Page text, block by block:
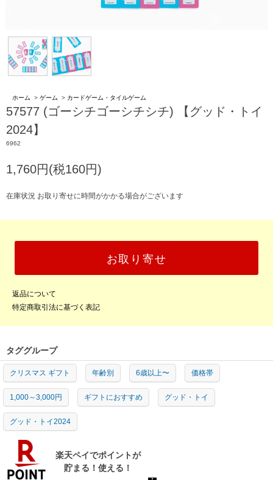
ホーム > ゲーム > カードゲーム・タイルゲーム
57577 (ゴーシチゴーシチシチ) 【グッド・トイ
2024】
6962
1,760円(税160円)
在庫状況 お取り寄せに時間がかかる場合がございます
お取り寄せ
返品について
特定商取引法に基づく表記
タググループ
クリスマス ギフト 年齢別 6歳以上〜 価格帯
1,000～3,000円 ギフトにおすすめ グッド・トイ
グッド・トイ2024